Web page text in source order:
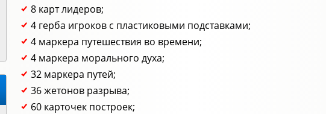
8 карт лидеров;
4 герба игроков с пластиковыми подставками;
4 маркера путешествия во времени;
4 маркера морального духа;
32 маркера путей;
36 жетонов разрыва;
60 карточек построек;